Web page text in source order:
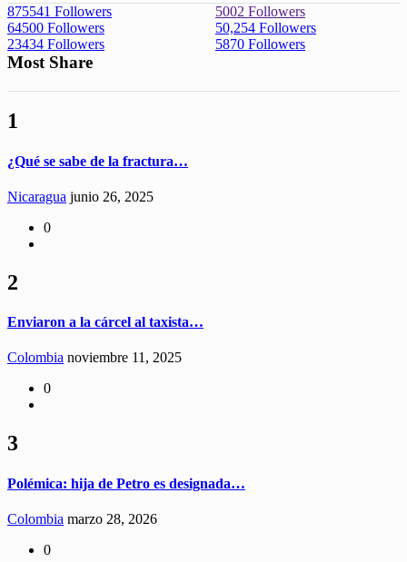
875541 Followers 5002 Followers
64500 Followers 50,254 Followers
23434 Followers 5870 Followers
Most Share
1
¿Qué se sabe de la fractura…
Nicaragua junio 26, 2025
0
2
Enviaron a la cárcel al taxista…
Colombia noviembre 11, 2025
0
3
Polémica: hija de Petro es designada…
Colombia marzo 28, 2026
0